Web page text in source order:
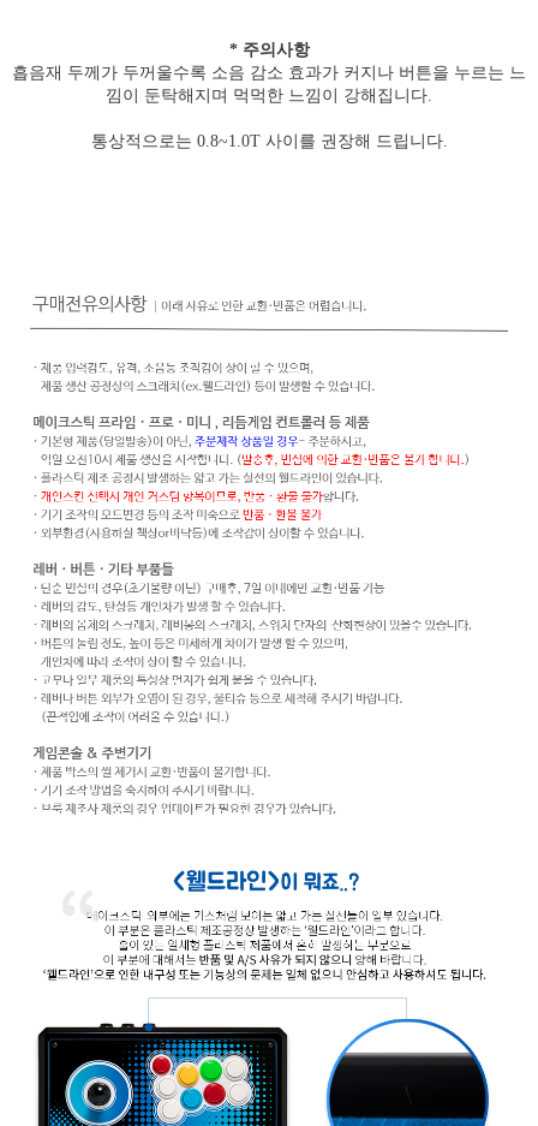
* 주의사항
흡음재 두께가 두꺼울수록 소음 감소 효과가 커지나 버튼을 누르는 느
낌이 둔탁해지며 먹먹한 느낌이 강해집니다.
통상적으로는 0.8~1.0T 사이를 권장해 드립니다.